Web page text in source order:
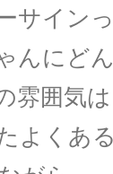
ンっ
どん
囲気は
ある